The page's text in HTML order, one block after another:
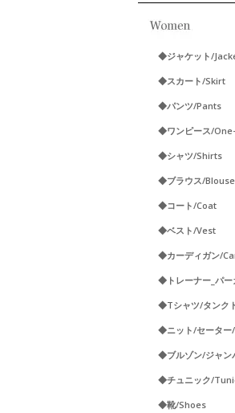
◆ジャケット/
◆スカート/Skirt
◆パンツ/Pants
◆ワンピース/
◆シャツ/Shirts
◆ブラウス/Blouse
◆コート/Coat
◆ベスト/Vest
◆カーディガン/
◆トレーナー_パ
◆Tシャツ/タンク
◆ニット/セータ
◆ブルゾン/ジャン
◆チュニック/
◆靴/Shoes